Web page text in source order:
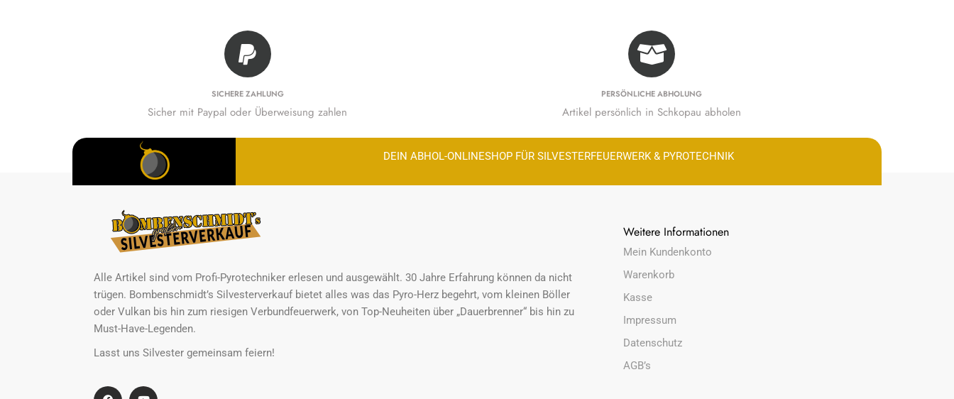
SICHERE ZAHLUNG
Sicher mit Paypal oder Überweisung zahlen
PERSÖNLICHE ABHOLUNG
Artikel persönlich in Schkopau abholen
DEIN ABHOL-ONLINESHOP FÜR SILVESTERFEUERWERK & PYROTECHNIK
Alle Artikel sind vom Profi-Pyrotechniker erlesen und ausgewählt. 30 Jahre Erfahrung können da nicht
trügen. Bombenschmidt’s Silvesterverkauf bietet alles was das Pyro-Herz begehrt, vom kleinen Böller
oder Vulkan bis hin zum riesigen Verbundfeuerwerk, von Top-Neuheiten über „Dauerbrenner“ bis hin zu
Must-Have-Legenden.
Lasst uns Silvester gemeinsam feiern!
Weitere Informationen
Mein Kundenkonto
Warenkorb
Kasse
Impressum
Datenschutz
AGB’s